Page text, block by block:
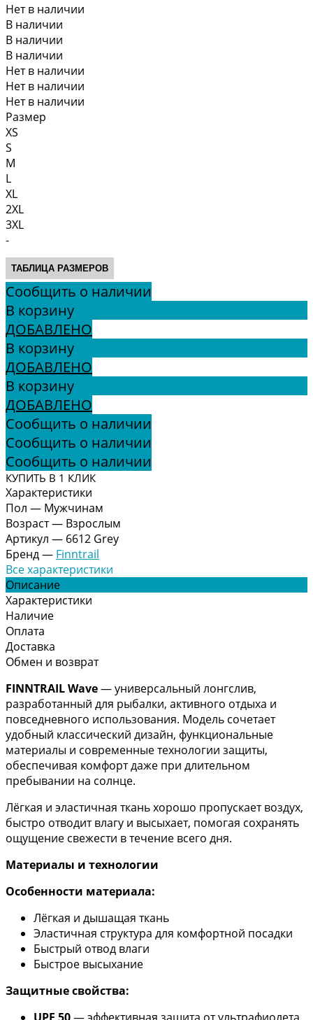
Нет в наличии
В наличии
В наличии
В наличии
Нет в наличии
Нет в наличии
Нет в наличии
Размер
XS
S
M
L
XL
2XL
3XL
-
ТАБЛИЦА РАЗМЕРОВ
Сообщить о наличии
В корзину
ДОБАВЛЕНО
В корзину
ДОБАВЛЕНО
В корзину
ДОБАВЛЕНО
Сообщить о наличии
Сообщить о наличии
Сообщить о наличии
КУПИТЬ В 1 КЛИК
Характеристики
Пол — Мужчинам
Возраст— Взрослым
Артикул — 6612 Grey
Бренд— Finntrail
Все характеристики
Описание
Характеристики
Наличие
Оплата
Доставка
Обмен и возврат
FINNTRAIL Wave— универсальный лонгслив,
разработанный для рыбалки, активного отдыха и
повседневного использования. Модель сочетает
удобный классический дизайн, функциональные
материалы и современные технологии защиты,
обеспечивая комфорт даже при длительном
пребывании на солнце.
Лёгкая и эластичная ткань хорошо пропускает воздух,
быстро отводит влагу и высыхает, помогая сохранять
ощущение свежести в течение всего дня.
Материалы и технологии
Особенности материала:
Лёгкая и дышащая ткань
Эластичная структура для комфортной посадки
Быстрый отвод влаги
Быстрое высыхание
Защитные свойства: